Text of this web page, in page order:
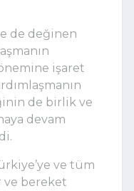
de değinen
işaret
de birlik ve
devam
ve tüm
ve bereket